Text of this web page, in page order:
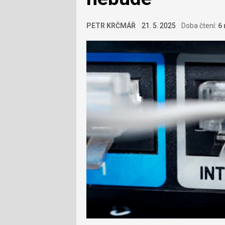
PETR KRČMÁŘ 21. 5. 2025 Doba čtení: 6